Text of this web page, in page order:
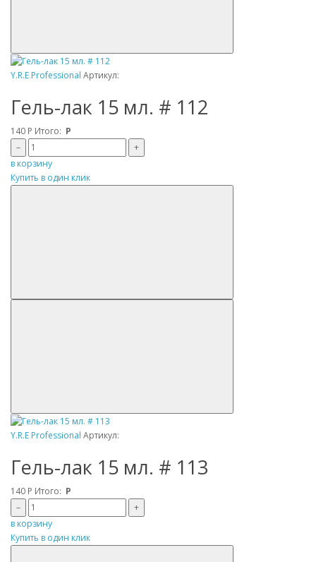
Y.R.E Professional Артикул:
Гель-лак 15 мл. # 112
140 Р Итого: Р
–
+
в корзину
Купить в один клик
Y.R.E Professional Артикул:
Гель-лак 15 мл. # 113
140 Р Итого: Р
–
+
в корзину
Купить в один клик